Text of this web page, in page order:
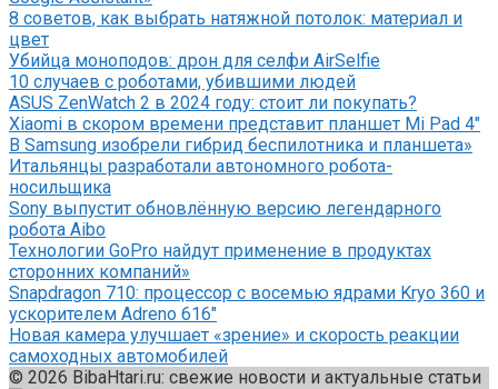
8 советов, как выбрать натяжной потолок: материал и
цвет
Убийца моноподов: дрон для селфи AirSelfie
10 случаев с роботами, убившими людей
ASUS ZenWatch 2 в 2024 году: стоит ли покупать?
Xiaomi в скором времени представит планшет Mi Pad 4″
В Samsung изобрели гибрид беспилотника и планшета»
Итальянцы разработали автономного робота-
носильщика
Sony выпустит обновлённую версию легендарного
робота Aibo
Технологии GoPro найдут применение в продуктах
сторонних компаний»
Snapdragon 710: процессор с восемью ядрами Kryo 360 и
ускорителем Adreno 616″
Новая камера улучшает «зрение» и скорость реакции
самоходных автомобилей
© 2026 BibaHtari.ru: свежие новости и актуальные статьи